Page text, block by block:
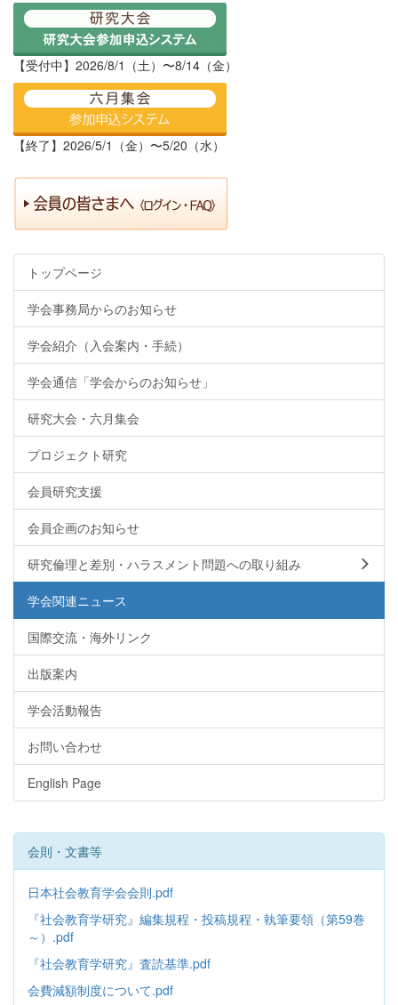
【受付中】2026/8/1（土）〜8/14（金）
【終了】2026/5/1（金）〜5/20（水）
トップページ
学会事務局からのお知らせ
学会紹介（入会案内・手続）
学会通信「学会からのお知らせ」
研究大会・六月集会
プロジェクト研究
会員研究支援
会員企画のお知らせ
研究倫理と差別・ハラスメント問題への取り組み
学会関連ニュース
国際交流・海外リンク
出版案内
学会活動報告
お問い合わせ
English Page
会則・文書等
日本社会教育学会会則.pdf
『社会教育学研究』編集規程・投稿規程・執筆要領（第59巻
～）.pdf
『社会教育学研究』査読基準.pdf
会費減額制度について.pdf